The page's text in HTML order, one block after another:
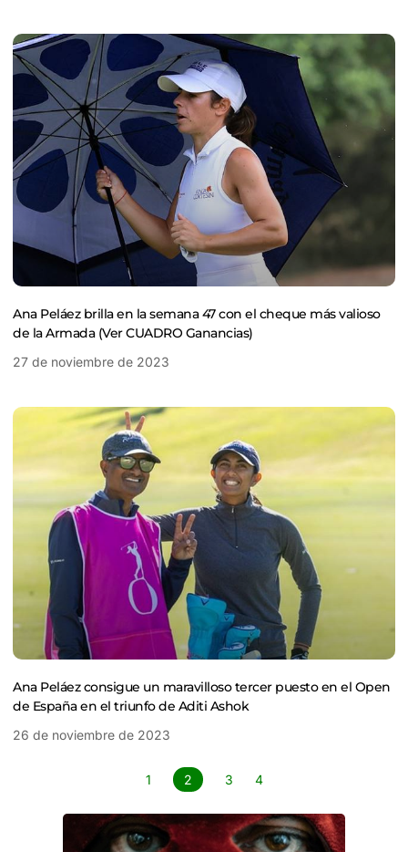
Ana Peláez brilla en la semana 47 con el cheque más valioso
de la Armada (Ver CUADRO Ganancias)
27 de noviembre de 2023
Ana Peláez consigue un maravilloso tercer puesto en el Open
de España en el triunfo de Aditi Ashok
26 de noviembre de 2023
1 2 3 4